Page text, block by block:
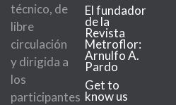
técnico, de
libre
circulación
y dirigida a
los
participantes
El fundador
de la
Revista
Metroflor:
Arnulfo A.
Pardo
Get to
know us